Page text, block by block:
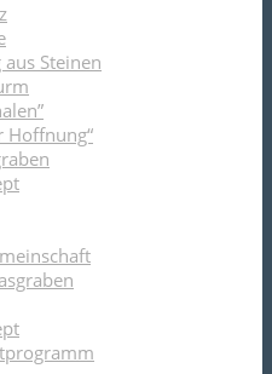
Steinen
Hoffnung“